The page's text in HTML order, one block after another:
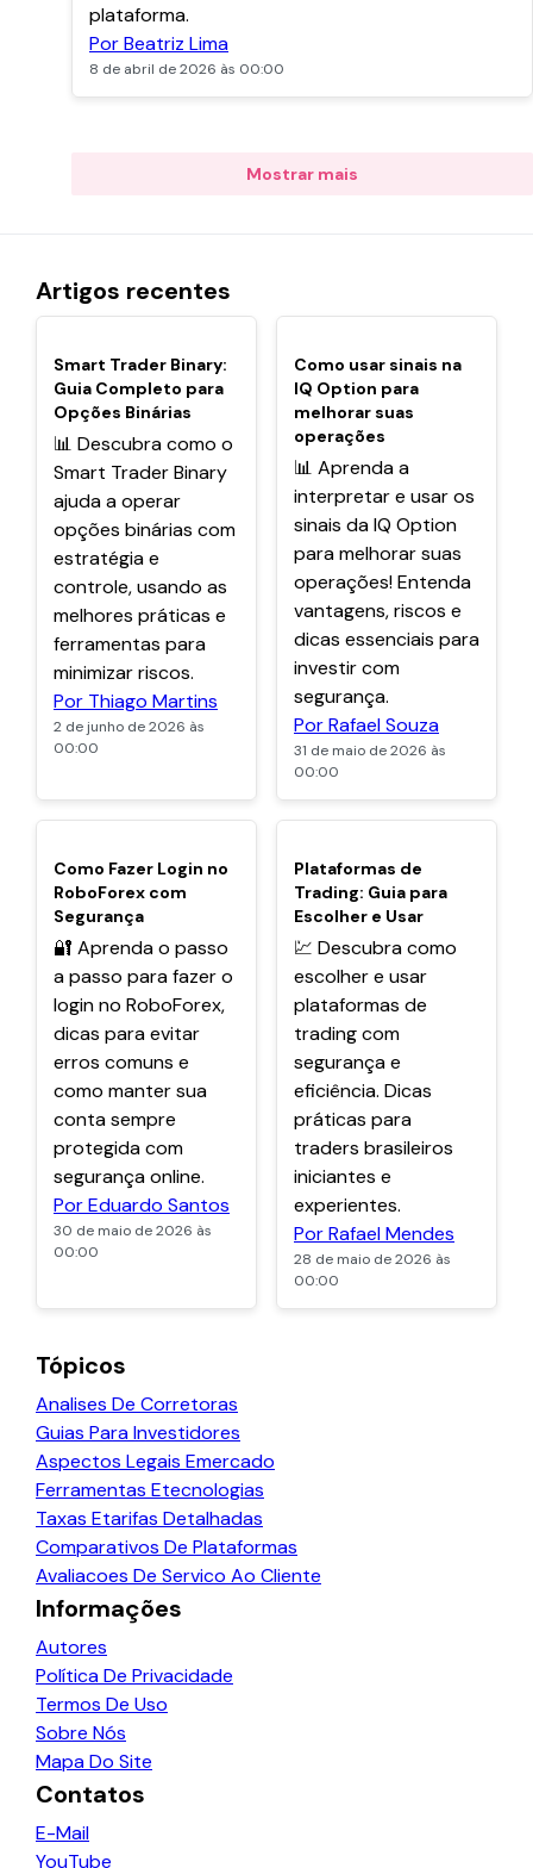
plataforma.
Por Beatriz Lima
8 de abril de 2026 às 00:00
Mostrar mais
Artigos recentes
POPULARES
Smart Trader Binary:
Guia Completo para
Opções Binárias
📊 Descubra como o
Smart Trader Binary
ajuda a operar
opções binárias com
estratégia e
controle, usando as
melhores práticas e
ferramentas para
minimizar riscos.
Por Thiago Martins
2 de junho de 2026 às
00:00
POPULARES
Como usar sinais na
IQ Option para
melhorar suas
operações
📊 Aprenda a
interpretar e usar os
sinais da IQ Option
para melhorar suas
operações! Entenda
vantagens, riscos e
dicas essenciais para
investir com
segurança.
Por Rafael Souza
31 de maio de 2026 às
00:00
POPULARES
Como Fazer Login no
RoboForex com
Segurança
🔐 Aprenda o passo
a passo para fazer o
login no RoboForex,
dicas para evitar
erros comuns e
como manter sua
conta sempre
protegida com
segurança online.
Por Eduardo Santos
30 de maio de 2026 às
00:00
POPULARES
Plataformas de
Trading: Guia para
Escolher e Usar
💹 Descubra como
escolher e usar
plataformas de
trading com
segurança e
eficiência. Dicas
práticas para
traders brasileiros
iniciantes e
experientes.
Por Rafael Mendes
28 de maio de 2026 às
00:00
Tópicos
Analises De Corretoras
Guias Para Investidores
Aspectos Legais Emercado
Ferramentas Etecnologias
Taxas Etarifas Detalhadas
Comparativos De Plataformas
Avaliacoes De Servico Ao Cliente
Informações
Autores
Política De Privacidade
Termos De Uso
Sobre Nós
Mapa Do Site
Contatos
E-Mail
YouTube